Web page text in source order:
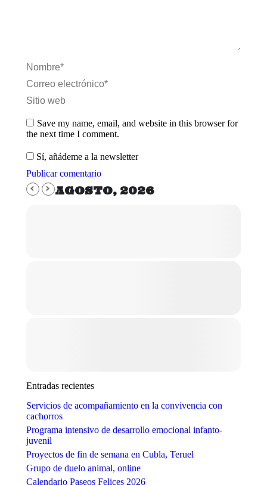
Nombre *
Correo electrónico *
Sitio web
Save my name, email, and website in this browser for
the next time I comment.
Sí, añádeme a la newsletter
Publicar comentario
AGOSTO, 2026
Entradas recientes
Servicios de acompañamiento en la convivencia con
cachorros
Programa intensivo de desarrollo emocional infanto-
juvenil
Proyectos de fin de semana en Cubla, Teruel
Grupo de duelo animal, online
Calendario Paseos Felices 2026